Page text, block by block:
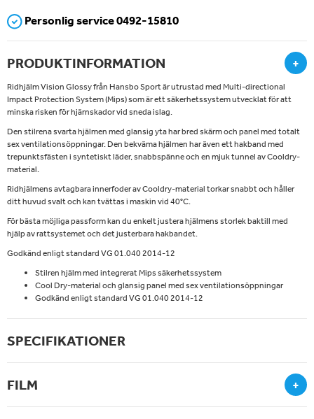
Personlig service 0492-15810
PRODUKTINFORMATION +
Ridhjälm Vision Glossy från Hansbo Sport är utrustad med Multi-directional
Impact Protection System (Mips) som är ett säkerhetssystem utvecklat för att
minska risken för hjärnskador vid sneda islag.
Den stilrena svarta hjälmen med glansig yta har bred skärm och panel med totalt
sex ventilationsöppningar. Den bekväma hjälmen har även ett hakband med
trepunktsfästen i syntetiskt läder, snabbspänne och en mjuk tunnel av Cooldry-
material.
Ridhjälmens avtagbara innerfoder av Cooldry-material torkar snabbt och håller
ditt huvud svalt och kan tvättas i maskin vid 40°C.
För bästa möjliga passform kan du enkelt justera hjälmens storlek baktill med
hjälp av rattsystemet och det justerbara hakbandet.
Godkänd enligt standard VG 01.040 2014-12
Stilren hjälm med integrerat Mips säkerhetssystem
Cool Dry-material och glansig panel med sex ventilationsöppningar
Godkänd enligt standard VG 01.040 2014-12
SPECIFIKATIONER
FILM +